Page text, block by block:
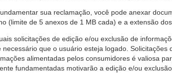
sua reclamação, você pode anexar
(limite de 5 anexos de 1 MB cada) e a extensão
solicitações de edição e/ou exclusão de
necessário que o usuário esteja logado.
alimentadas pelos consumidores é valiosa
fundamentadas motivarão a edição e/ou